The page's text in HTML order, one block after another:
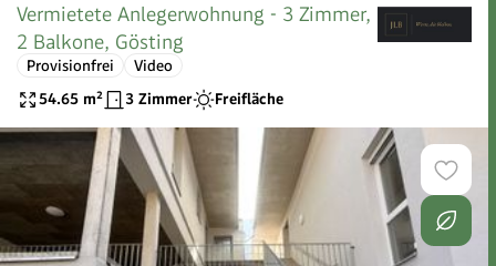
Vermietete Anlegerwohnung - 3 Zimmer,
2 Balkone, Gösting
Provisionfrei
Video
54.65 m² 3 Zimmer Freifläche